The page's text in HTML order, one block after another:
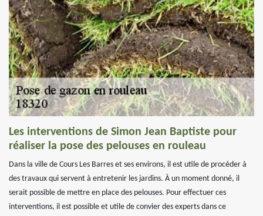
Les interventions de Simon Jean Baptiste pour
réaliser la pose des pelouses en rouleau
Dans la ville de Cours Les Barres et ses environs, il est utile de procéder à
des travaux qui servent à entretenir les jardins. À un moment donné, il
serait possible de mettre en place des pelouses. Pour effectuer ces
interventions, il est possible et utile de convier des experts dans ce